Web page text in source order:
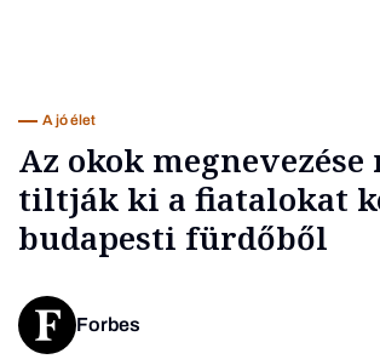
A jó élet
Az okok
tiltják ki a fiatalokat
budapesti fürdőből
Forbes